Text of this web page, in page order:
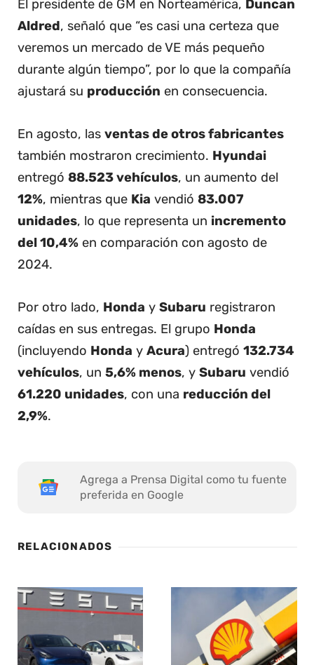
El presidente de GM en Norteamérica, Duncan
Aldred, señaló que “es casi una certeza que
veremos un mercado de VE más pequeño
durante algún tiempo”, por lo que la compañía
ajustará su producción en consecuencia.
En agosto, las ventas de otros fabricantes
también mostraron crecimiento. Hyundai
entregó 88.523 vehículos, un aumento del
12%, mientras que Kia vendió 83.007
unidades, lo que representa un incremento
del 10,4% en comparación con agosto de
2024.
Por otro lado, Honda y Subaru registraron
caídas en sus entregas. El grupo Honda
(incluyendo Honda y Acura) entregó 132.734
vehículos, un 5,6% menos, y Subaru vendió
61.220 unidades, con una reducción del
2,9%.
Agrega a Prensa Digital como tu fuente
preferida en Google
RELACIONADOS